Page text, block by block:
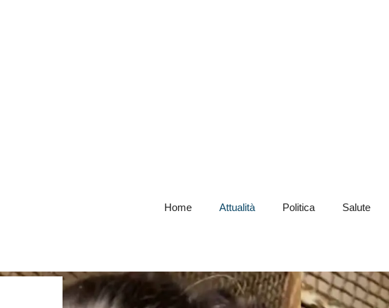
Home Attualità Politica Salute